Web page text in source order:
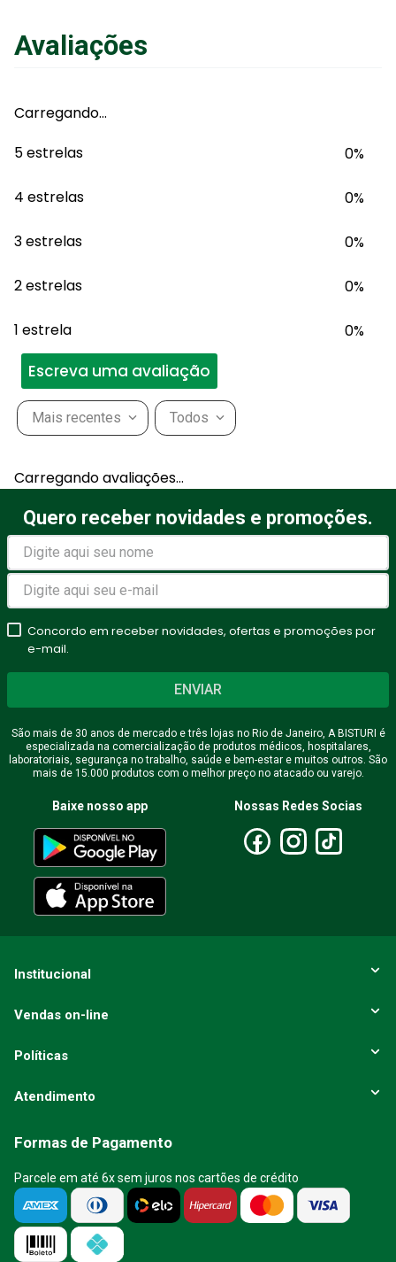
Avaliações
Carregando…
5 estrelas
0%
4 estrelas 0%
3 estrelas 0%
2 estrelas 0%
1 estrela 0%
Escreva uma avaliação
Avalie o produto de 1 a 5
estrelas
★★★★★
Seu nome
Endereço de email
Escreva uma avaliação
ENVIAR AVALIAÇÃO
Mais recentes Todos
Carregando avaliações…
Quero receber novidades e promoções.
Concordo em receber novidades, ofertas e promoções por
e-mail.
ENVIAR
São mais de 30 anos de mercado e três lojas no Rio de Janeiro, A BISTURI é
especializada na comercialização de produtos médicos, hospitalares,
laboratoriais, segurança no trabalho, saúde e bem-estar e muitos outros. São
mais de 15.000 produtos com o melhor preço no atacado ou varejo.
Baixe nosso app Nossas Redes Socias
Institucional
Vendas on-line
Políticas
Atendimento
Formas de Pagamento
Parcele em até 6x sem juros nos cartões de crédito